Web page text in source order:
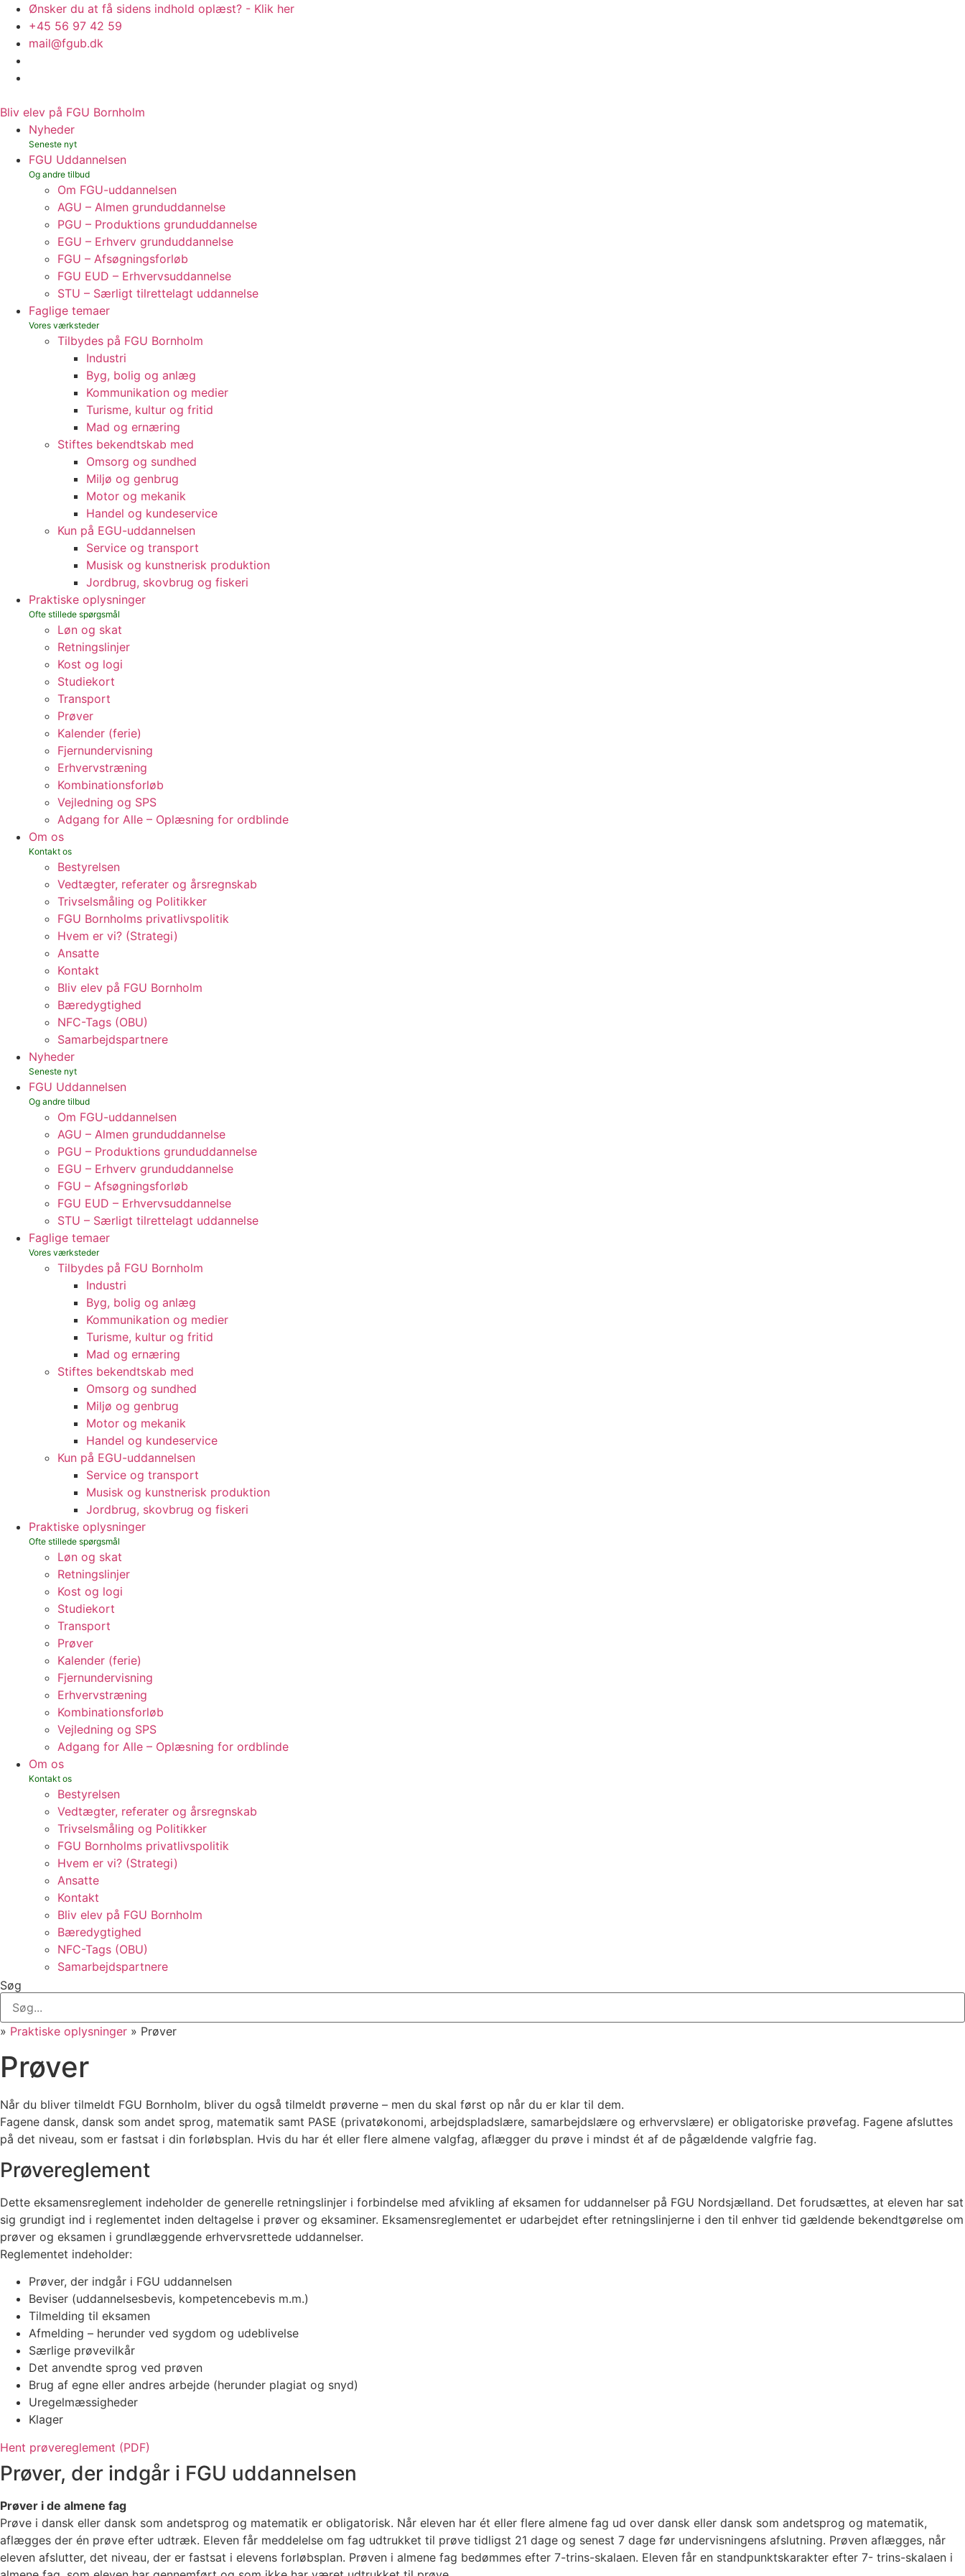
Ønsker du at få sidens indhold oplæst? - Klik her
+45 56 97 42 59
mail@fgub.dk
Bliv elev på FGU Bornholm
Nyheder
FGU Uddannelsen
Om FGU-uddannelsen
AGU – Almen grunduddannelse
PGU – Produktions grunduddannelse
EGU – Erhverv grunduddannelse
FGU – Afsøgningsforløb
FGU EUD – Erhvervsuddannelse
STU – Særligt tilrettelagt uddannelse
Faglige temaer
Tilbydes på FGU Bornholm
Industri
Byg, bolig og anlæg
Kommunikation og medier
Turisme, kultur og fritid
Mad og ernæring
Stiftes bekendtskab med
Omsorg og sundhed
Miljø og genbrug
Motor og mekanik
Handel og kundeservice
Kun på EGU-uddannelsen
Service og transport
Musisk og kunstnerisk produktion
Jordbrug, skovbrug og fiskeri
Praktiske oplysninger
Løn og skat
Retningslinjer
Kost og logi
Studiekort
Transport
Prøver
Kalender (ferie)
Fjernundervisning
Erhvervstræning
Kombinationsforløb
Vejledning og SPS
Adgang for Alle – Oplæsning for ordblinde
Om os
Bestyrelsen
Vedtægter, referater og årsregnskab
Trivselsmåling og Politikker
FGU Bornholms privatlivspolitik
Hvem er vi? (Strategi)
Ansatte
Kontakt
Bliv elev på FGU Bornholm
Bæredygtighed
NFC-Tags (OBU)
Samarbejdspartnere
Nyheder
FGU Uddannelsen
Om FGU-uddannelsen
AGU – Almen grunduddannelse
PGU – Produktions grunduddannelse
EGU – Erhverv grunduddannelse
FGU – Afsøgningsforløb
FGU EUD – Erhvervsuddannelse
STU – Særligt tilrettelagt uddannelse
Faglige temaer
Tilbydes på FGU Bornholm
Industri
Byg, bolig og anlæg
Kommunikation og medier
Turisme, kultur og fritid
Mad og ernæring
Stiftes bekendtskab med
Omsorg og sundhed
Miljø og genbrug
Motor og mekanik
Handel og kundeservice
Kun på EGU-uddannelsen
Service og transport
Musisk og kunstnerisk produktion
Jordbrug, skovbrug og fiskeri
Praktiske oplysninger
Løn og skat
Retningslinjer
Kost og logi
Studiekort
Transport
Prøver
Kalender (ferie)
Fjernundervisning
Erhvervstræning
Kombinationsforløb
Vejledning og SPS
Adgang for Alle – Oplæsning for ordblinde
Om os
Bestyrelsen
Vedtægter, referater og årsregnskab
Trivselsmåling og Politikker
FGU Bornholms privatlivspolitik
Hvem er vi? (Strategi)
Ansatte
Kontakt
Bliv elev på FGU Bornholm
Bæredygtighed
NFC-Tags (OBU)
Samarbejdspartnere
Søg
» Praktiske oplysninger » Prøver
Prøver
Når du bliver tilmeldt FGU Bornholm, bliver du også tilmeldt prøverne – men du skal først op når du er klar til dem.
Fagene dansk, dansk som andet sprog, matematik samt PASE (privatøkonomi, arbejdspladslære, samarbejdslære og erhvervslære) er obligatoriske prøvefag. Fagene afsluttes
på det niveau, som er fastsat i din forløbsplan. Hvis du har ét eller flere almene valgfag, aflægger du prøve i mindst ét af de pågældende valgfrie fag.
Prøvereglement
Dette eksamensreglement indeholder de generelle retningslinjer i forbindelse med afvikling af eksamen for uddannelser på FGU Nordsjælland. Det forudsættes, at eleven har sat
sig grundigt ind i reglementet inden deltagelse i prøver og eksaminer. Eksamensreglementet er udarbejdet efter retningslinjerne i den til enhver tid gældende bekendtgørelse om
prøver og eksamen i grundlæggende erhvervsrettede uddannelser.
Reglementet indeholder:
Prøver, der indgår i FGU uddannelsen
Beviser (uddannelsesbevis, kompetencebevis m.m.)
Tilmelding til eksamen
Afmelding – herunder ved sygdom og udeblivelse
Særlige prøvevilkår
Det anvendte sprog ved prøven
Brug af egne eller andres arbejde (herunder plagiat og snyd)
Uregelmæssigheder
Klager
Hent prøvereglement (PDF)
Prøver, der indgår i FGU uddannelsen
Prøver i de almene fag
Prøve i dansk eller dansk som andetsprog og matematik er obligatorisk. Når eleven har ét eller flere almene fag ud over dansk eller dansk som andetsprog og matematik,
aflægges der én prøve efter udtræk. Eleven får meddelelse om fag udtrukket til prøve tidligst 21 dage og senest 7 dage før undervisningens afslutning. Prøven aflægges, når
eleven afslutter, det niveau, der er fastsat i elevens forløbsplan. Prøven i almene fag bedømmes efter 7-trins-skalaen. Eleven får en standpunktskarakter efter 7- trins-skalaen i